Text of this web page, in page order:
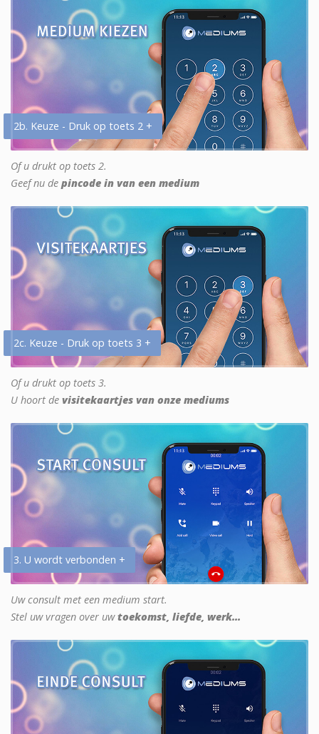
2b. Keuze - Druk op toets 2 +
Of u drukt op toets 2.
Geef nu de pincode in van een medium
2c. Keuze - Druk op toets 3 +
Of u drukt op toets 3.
U hoort de visitekaartjes van onze mediums
3. U wordt verbonden +
Uw consult met een medium start.
Stel uw vragen over uwtoekomst, liefde, werk...